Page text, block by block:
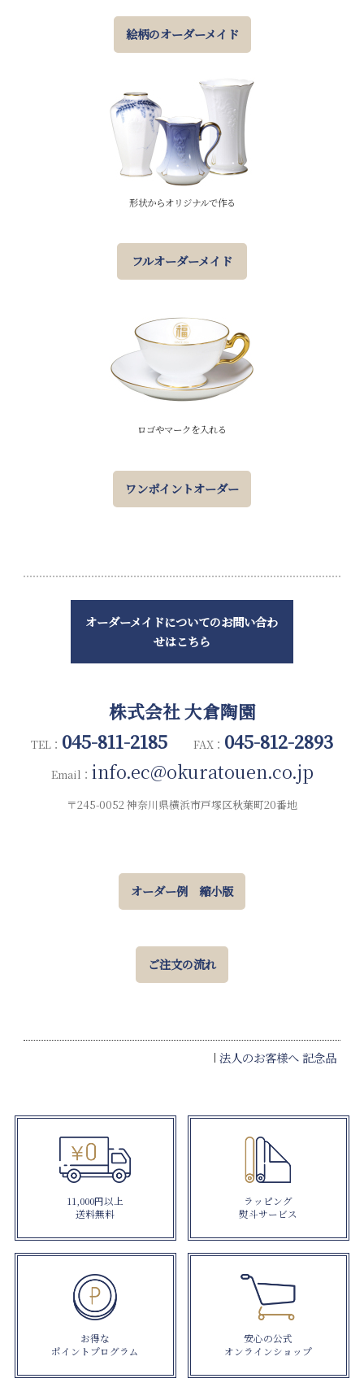
絵柄のオーダーメイド
形状からオリジナルで作る
フルオーダーメイド
ロゴやマークを入れる
ワンポイントオーダー
オーダーメイドについてのお問い合わ
せはこちら
株式会社 大倉陶園
TEL： 045-811-2185 FAX： 045-812-2893
Email： info.ec@okuratouen.co.jp
〒245-0052 神奈川県横浜市戸塚区秋葉町20番地
オーダー例 縮小版
ご注文の流れ
法人のお客様へ 記念品
11,000円以上
送料無料
ラッピング
熨斗サービス
お得な
ポイントプログラム
安心の公式
オンラインショップ